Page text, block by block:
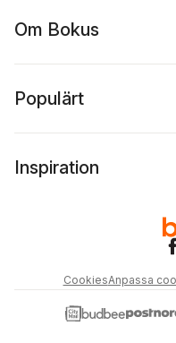
Om Bokus
Populärt
Inspiration
CookiesAnpassa